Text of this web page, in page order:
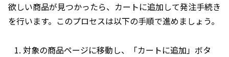
欲しい商品が見つかったら、カートに追加して発注手続き
を行います。このプロセスは以下の手順で進めましょう。
対象の商品ページに移動し、「カートに追加」ボタ